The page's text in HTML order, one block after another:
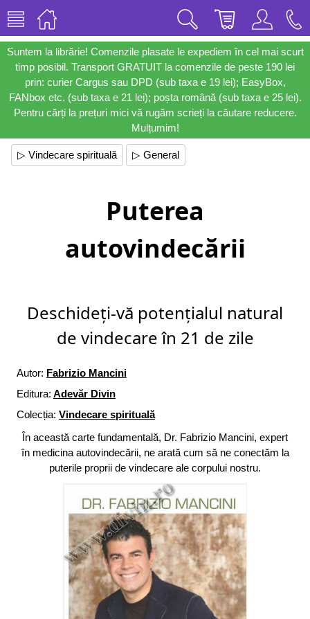
Suntem la librărie! Comenzile plasate le expediem în cel mai scurt
timp posibil. Transport GRATUIT la comenzile de peste 190 lei
prin: curier Cargus sau DPD (sub taxa e 19 lei); EasyBox,
FANbox etc. (sub taxa e 21 lei); poșta română (sub taxa e 25 lei).
Pentru cărți la prețuri mici vă rugăm scrieți la căutare reducere.
Mulțumim!
▷ Vindecare spirituală ▷ General
Puterea
autovindecării
Deschideți-vă potențialul natural
de vindecare în 21 de zile
Autor: Fabrizio Mancini
Editura: Adevăr Divin
Colecția: Vindecare spirituală
În această carte fundamentală, Dr. Fabrizio Mancini, expert
în medicina autovindecării, ne arată cum să ne conectăm la
puterile proprii de vindecare ale corpului nostru.